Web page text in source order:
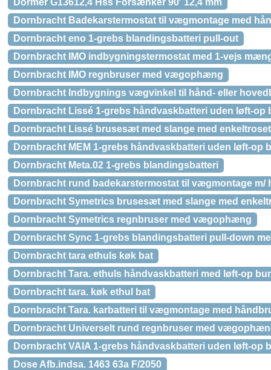
Dormer G13612,4 Hss Forsænker 90′ 12,4 mm
Dornbracht Badekarstermostat til vægmontage med
Dornbracht eno 1-grebs blandingsbatteri pull-out
Dornbracht IMO indbygningstermostat med 1-vejs
Dornbracht IMO regnbruser med vægophæng
Dornbracht Indbygnings vægvinkel til hånd- eller
Dornbracht Lissé 1-grebs håndvaskbatteri uden løft-op
Dornbracht Lissé brusesæt med slange med
Dornbracht MEM 1-grebs håndvaskbatteri uden løft-op
Dornbracht Meta.02 1-grebs blandingsbatteri
Dornbracht rund badekarstermostat til vægmontage
Dornbracht Symetrics brusesæt med slange med
Dornbracht Symetrics regnbruser med vægophæng
Dornbracht Sync 1-grebs blandingsbatteri pull-down
Dornbracht tara ethuls køk bat
Dornbracht Tara. ethuls håndvaskbatteri med løft-op
Dornbracht tara. køk ethul bat
Dornbracht Tara. karbatteri til vægmontage med
Dornbracht Universelt rund regnbruser med
Dornbracht VAIA 1-grebs håndvaskbatteri uden løft-op
Dose Afb.indsa. 1463 63a F/2050